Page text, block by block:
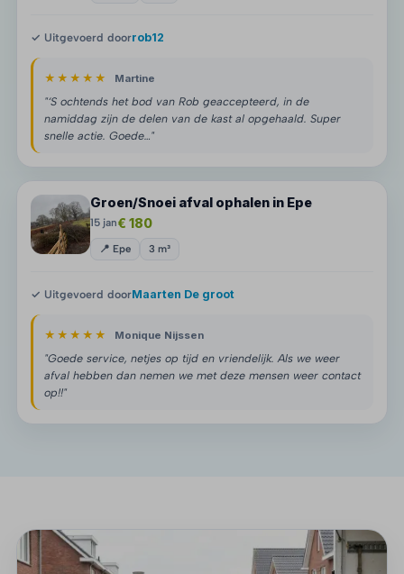
✓ Uitgevoerd doorrob12
★★★★★ Martine
"‘S ochtends het bod van Rob geaccepteerd, in de
namiddag zijn de delen van de kast al opgehaald. Super
snelle actie. Goede…"
Groen/Snoei afval ophalen in Epe
15 jan€ 180
📍 Epe 3 m³
✓ Uitgevoerd doorMaarten De groot
★★★★★ Monique Nijssen
"Goede service, netjes op tijd en vriendelijk. Als we weer
afval hebben dan nemen we met deze mensen weer contact
op!!"